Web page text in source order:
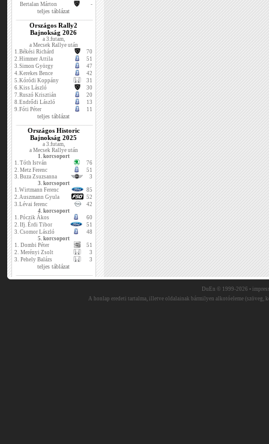
Bertalan Márton
-
teljes táblázat
Országos Rally2
Bajnokság 2026
a 3.futam,
a Mecsek Rallye után
1.Békési Richárd
70
2.Himmer Attila
51
3.Simon György
47
4.Kerekes Bence
42
5.Kóródi Koppány
31
6.Kiss László
30
7.Ruszó Krisztián
20
8.Endrődi László
13
9.Fóti Péter 11
teljes táblázat
Országos Historic
Bajnokság 2025
a 3.futam,
a Mecsek Rallye után
1. korcsoport
1. Tóth István
76
2. Metz Ferenc
51
3. Buza Zsuzsanna
3
3. korcsoport
1.Wirtmann Ferenc
85
2.Auszmann Gyula
52
3.Lévai ferenc
42
4. korcsoport
1. Póczik Ákos
60
2. Ifj. Érdi Tibor
51
3. Csomor László
48
5. korcsoport
1. Dombi Péter
51
2. Merényi Zsolt
3
3. Pehely Balázs 3
teljes táblázat
DuEn © 1999-2026 •
A honlap eredeti tartalma, illetve oldalainak bármilyen alkotóeleme (szöveg,